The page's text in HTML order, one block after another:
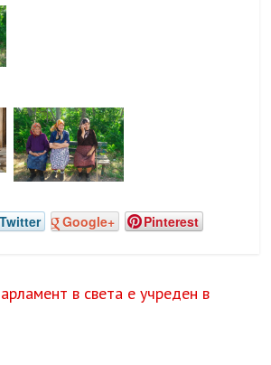
Twitter Google+ Pinterest
в света е учреден в